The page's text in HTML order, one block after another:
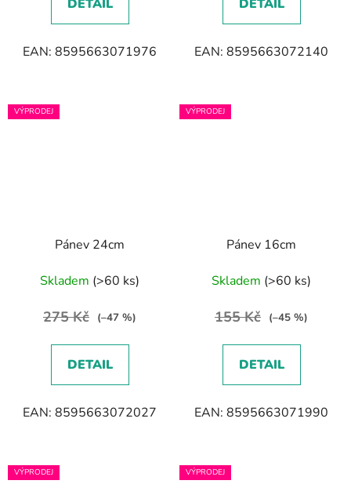
DETAIL
EAN: 8595663071976
DETAIL
EAN: 8595663072140
VÝPRODEJ
Pánev 24cm
Skladem (>60 ks)
275 Kč (–47 %)
DETAIL
EAN: 8595663072027
VÝPRODEJ
Pánev 16cm
Skladem (>60 ks)
155 Kč (–45 %)
DETAIL
EAN: 8595663071990
VÝPRODEJ VÝPRODEJ